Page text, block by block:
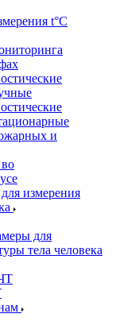
t°С
и
измерения
для
тела человека